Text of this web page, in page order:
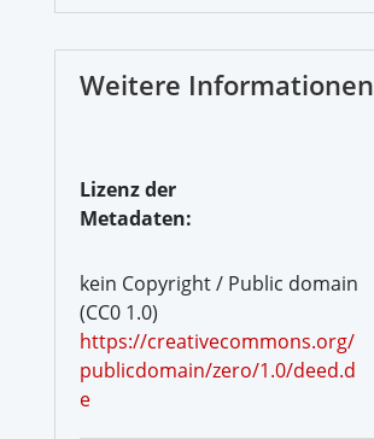
Weitere Informationen
Lizenz der
Metadaten:
kein Copyright / Public domain
(CC0 1.0)
https://creativecommons.org/
publicdomain/zero/1.0/deed.d
e